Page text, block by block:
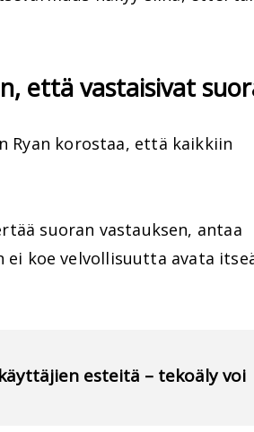
että vastaisivat
Ryan korostaa, että kaikkiin
suoran vastauksen, antaa
koe velvollisuutta avata
esteitä – tekoäly voi